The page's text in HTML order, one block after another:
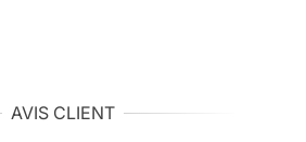
AVIS CLIENT